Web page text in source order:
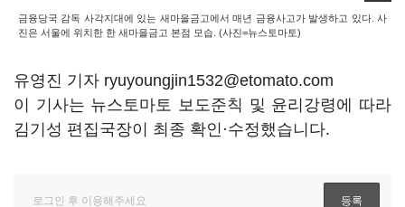
금융당국 감독 사각지대에 있는 새마을금고에서 매년 금융사고가 발생하고 있다. 사
진은 서울에 위치한 한 새마을금고 본점 모습. (사진=뉴스토마토)
유영진 기자 ryuyoungjin1532@etomato.com
이 기사는 뉴스토마토 보도준칙 및 윤리강령에 따라
김기성 편집국장이 최종 확인·수정했습니다.